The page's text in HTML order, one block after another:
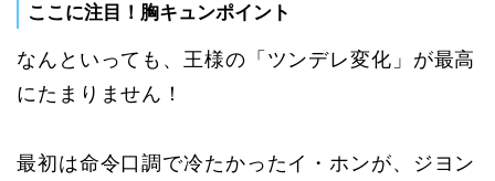
ここに注目！胸キュンポイント
なんといっても、王様の「ツンデレ変化」が最高
にたまりません！
最初は命令口調で冷たかったイ・ホンが、ジヨン